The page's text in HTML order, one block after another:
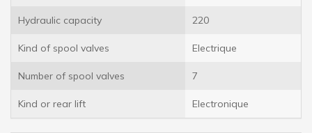
Hydraulic capacity 220
Kind of spool valves Electrique
Number of spool valves 7
Kind or rear lift Electronique